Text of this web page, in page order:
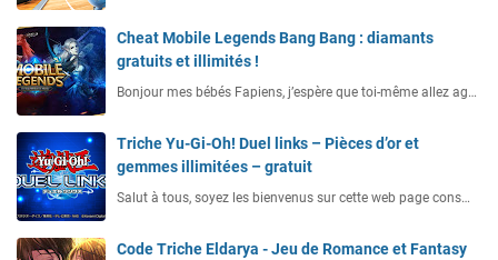
Cheat Mobile Legends Bang Bang : diamants
gratuits et illimités !
Bonjour mes bébés Fapiens, j’espère que toi-même allez ag…
Triche Yu-Gi-Oh! Duel links – Pièces d’or et
gemmes illimitées – gratuit
Salut à tous, soyez les bienvenus sur cette web page cons…
Code Triche Eldarya - Jeu de Romance et Fantasy